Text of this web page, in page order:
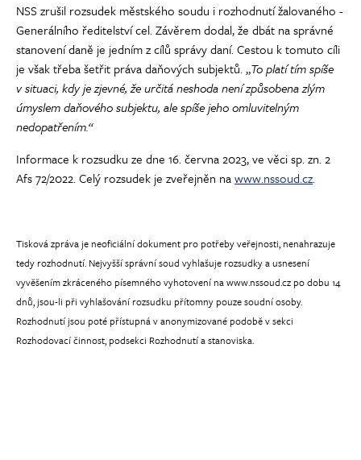
NSS zrušil rozsudek městského soudu i rozhodnutí žalovaného -
Generálního ředitelství cel. Závěrem dodal, že dbát na správné
stanovení daně je jedním z cílů správy daní. Cestou k tomuto cíli
je však třeba šetřit práva daňových subjektů. „To platí tím spíše
v situaci, kdy je zjevné, že určitá neshoda není způsobena zlým
úmyslem daňového subjektu, ale spíše jeho omluvitelným
nedopatřením.“
Informace k rozsudku ze dne 16. června 2023, ve věci sp. zn. 2
Afs 72/2022. Celý rozsudek je zveřejněn nawww.nssoud.cz.
Tisková zpráva je neoficiální dokument pro potřeby veřejnosti, nenahrazuje
tedy rozhodnutí. Nejvyšší správní soud vyhlašuje rozsudky a usnesení
vyvěšením zkráceného písemného vyhotovení na www.nssoud.cz po dobu 14
dnů, jsou-li při vyhlašování rozsudku přítomny pouze soudní osoby.
Rozhodnutí jsou poté přístupná v anonymizované podobě v sekci
Rozhodovací činnost, podsekci Rozhodnutí a stanoviska.